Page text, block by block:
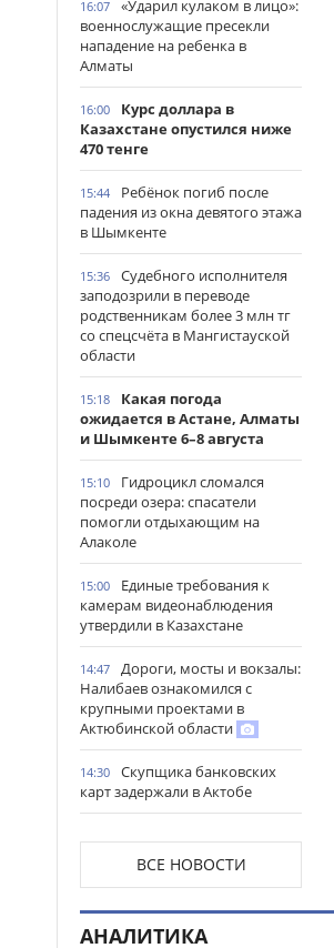
16:07
«Ударил кулаком в лицо»:
военнослужащие пресекли
нападение на ребенка в
Алматы
16:00
Курс доллара в
Казахстане опустился ниже
470 тенге
15:44
Ребёнок погиб после
падения из окна девятого этажа
в Шымкенте
15:36
Судебного исполнителя
заподозрили в переводе
родственникам более 3 млн тг
со спецсчёта в Мангистауской
области
15:18
Какая погода
ожидается в Астане, Алматы
и Шымкенте 6–8 августа
15:10
Гидроцикл сломался
посреди озера: спасатели
помогли отдыхающим на
Алаколе
15:00
Единые требования к
камерам видеонаблюдения
утвердили в Казахстане
14:47
Дороги, мосты и вокзалы:
Налибаев ознакомился с
крупными проектами в
Актюбинской области
14:30
Скупщика банковских
карт задержали в Актобе
масштабный республиканский
проект «Читающая нация»
14:14
Иностранных подростков
спасли в горах Алматинской
ВСЕ НОВОСТИ
АНАЛИТИКА